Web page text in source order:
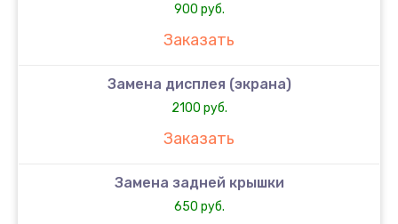
900 руб.
Заказать
Замена дисплея (экрана)
2100 руб.
Заказать
Замена задней крышки
650 руб.